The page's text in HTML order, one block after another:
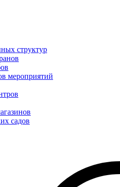
структур
мероприятий
садов